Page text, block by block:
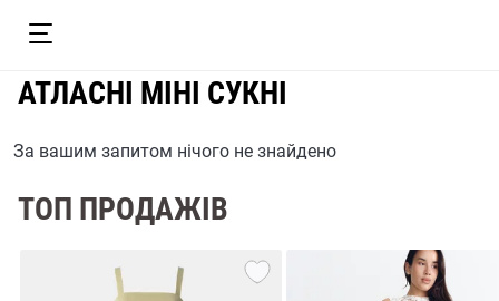
АТЛАСНІ МІНІ СУКНІ
За вашим запитом нічого не знайдено
ТОП ПРОДАЖІВ